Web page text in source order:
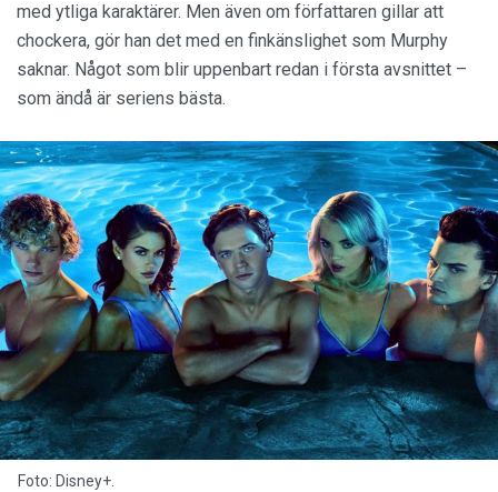
med ytliga karaktärer. Men även om författaren gillar att
chockera, gör han det med en finkänslighet som Murphy
saknar. Något som blir uppenbart redan i första avsnittet –
som ändå är seriens bästa.
Foto: Disney+.